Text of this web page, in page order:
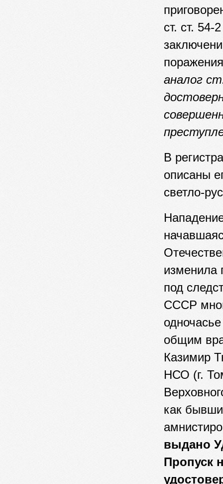
ст. ст. 54-
аналог
В
описаны
светло-
изменила
под
СССР
общим
Казимир
НСО (г.
как
выдано
Пропуск